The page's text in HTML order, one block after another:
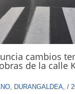
cambios
de la calle
DURANGALDEA /